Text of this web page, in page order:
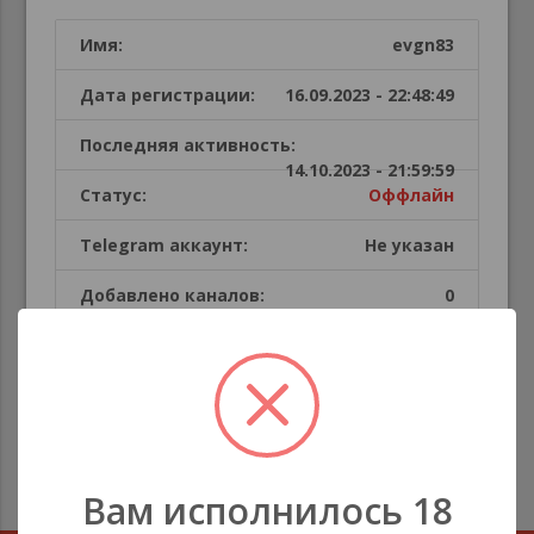
Имя: evgn83
Дата регистрации: 16.09.2023 - 22:48:49
Последняя активность:
14.10.2023 - 21:59:59
Статус:
Оффлайн
Telegram аккаунт: Не указан
Добавлено каналов: 0
Публикации пользователя
В этой секции каналов нет
Вам исполнилось 18